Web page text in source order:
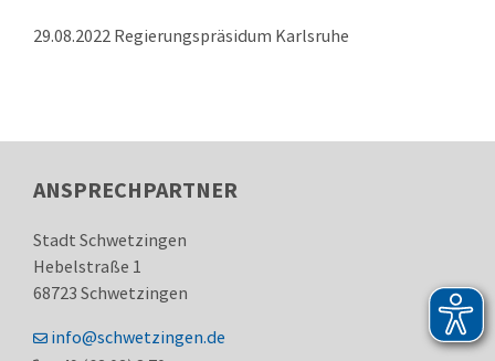
29.08.2022 Regierungspräsidum Karlsruhe
ANSPRECHPARTNER
Stadt Schwetzingen
Hebelstraße 1
68723 Schwetzingen
info@schwetzingen.de